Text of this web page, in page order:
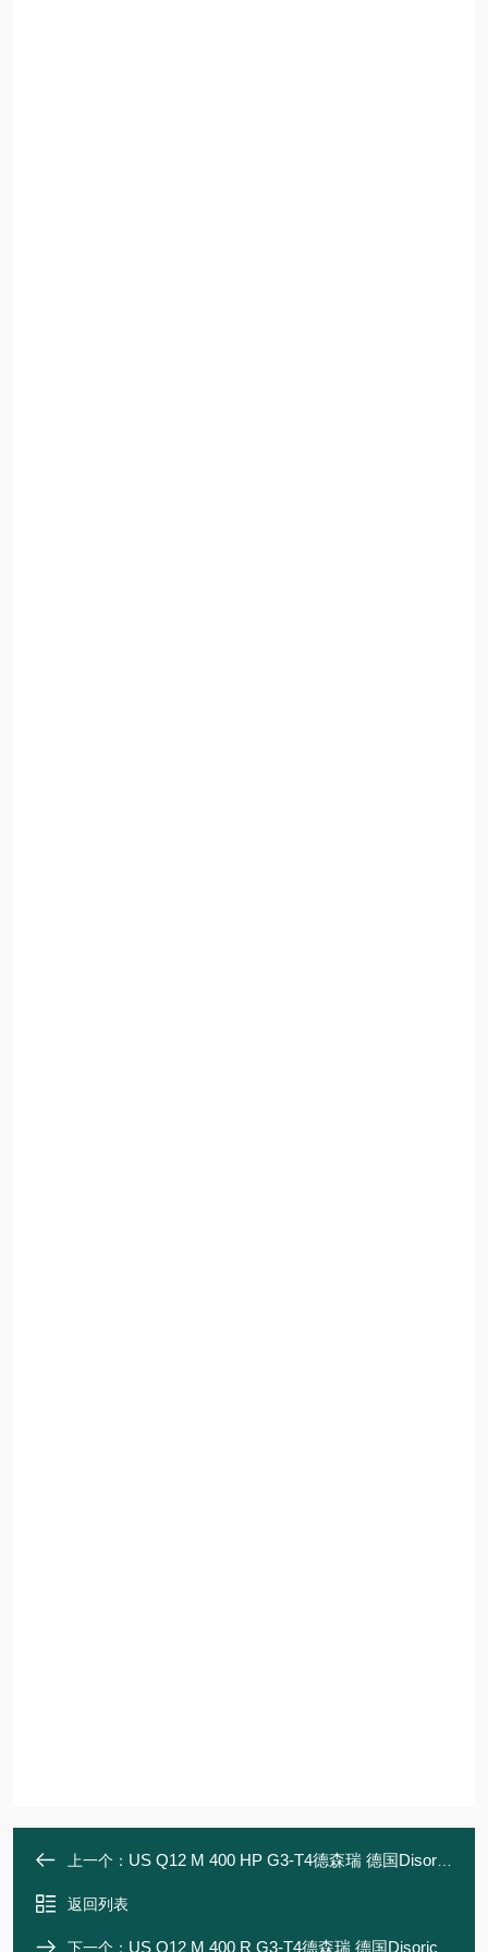
上一个： US Q12 M 400 HP G3-T4德森瑞 德国Disoric 光感应传感器
返回列表
下一个： US Q12 M 400 R G3-T4德森瑞 德国Disoric 光感应传感器